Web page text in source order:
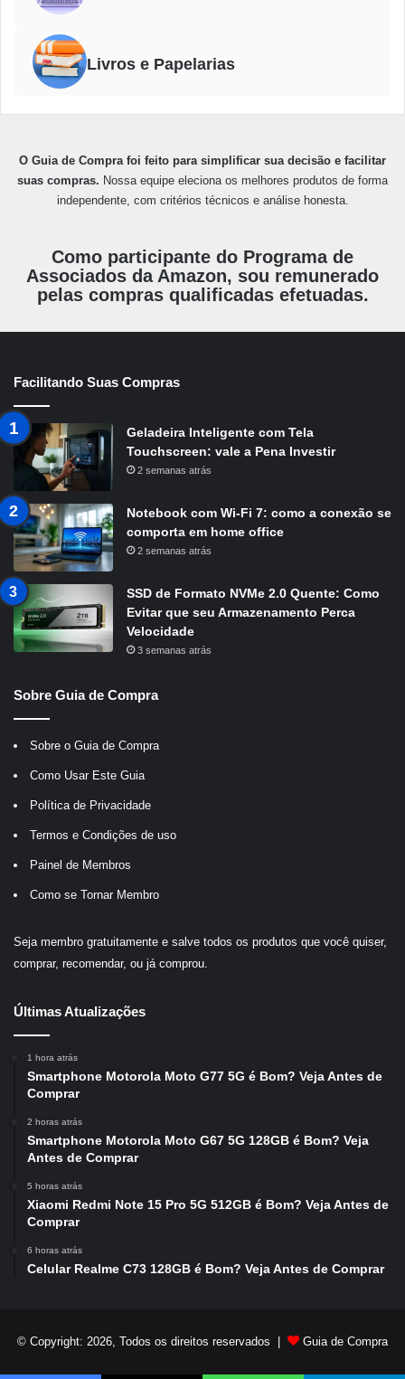
Livros e Papelarias
O Guia de Compra foi feito para simplificar sua decisão e facilitar
suas compras. Nossa equipe eleciona os melhores produtos de forma
independente, com critérios técnicos e análise honesta.
Como participante do Programa de
Associados da Amazon, sou remunerado
pelas compras qualificadas efetuadas.
Facilitando Suas Compras
Geladeira Inteligente com Tela
Touchscreen: vale a Pena Investir
2 semanas atrás
Notebook com Wi-Fi 7: como a conexão se
comporta em home office
2 semanas atrás
SSD de Formato NVMe 2.0 Quente: Como
Evitar que seu Armazenamento Perca
Velocidade
3 semanas atrás
Sobre Guia de Compra
Sobre o Guia de Compra
Como Usar Este Guia
Política de Privacidade
Termos e Condições de uso
Painel de Membros
Como se Tornar Membro
Seja membro gratuitamente e salve todos os produtos que você quiser,
comprar, recomendar, ou já comprou.
Últimas Atualizações
1 hora atrás
Smartphone Motorola Moto G77 5G é Bom? Veja Antes de
Comprar
2 horas atrás
Smartphone Motorola Moto G67 5G 128GB é Bom? Veja
Antes de Comprar
5 horas atrás
Xiaomi Redmi Note 15 Pro 5G 512GB é Bom? Veja Antes de
Comprar
6 horas atrás
Celular Realme C73 128GB é Bom? Veja Antes de Comprar
© Copyright: 2026, Todos os direitos reservados | Guia de Compra